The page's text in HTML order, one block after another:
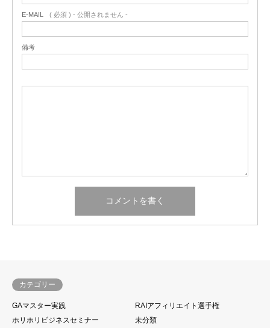
E-MAIL ( 必須 ) - 公開されません -
備考
カテゴリー
GAマスター実践
RAIアフィリエイト選手権
ホリホリビジネスセミナー
未分類